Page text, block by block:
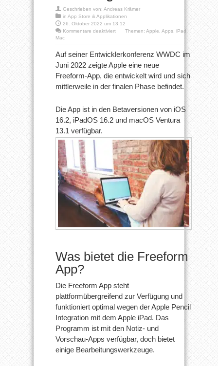
Geschrieben von: Andreas Krämer
in App Store & Applikationen
26. Oktober 2022 um 13:12
Kommentare deaktiviertfür
App
als
Beta
Themen: Apple, Apps, iPad ,
Mac
Auf seiner Entwicklerkonferenz WWDC im
Juni 2022 zeigte Apple eine neue
Freeform-App, die entwickelt wird und sich
mittlerweile in der finalen Phase befindet.
Die App ist in den Betaversionen von iOS
16.2, iPadOS 16.2 und macOS Ventura
13.1 verfügbar.
Was bietet die Freeform
App?
Die Freeform App steht
plattformübergreifend zur Verfügung und
funktioniert optimal wegen der Apple Pencil
Integration mit dem Apple iPad. Das
Programm ist mit den Notiz- und
Vorschau-Apps verfügbar, doch bietet
einige Bearbeitungswerkzeuge.